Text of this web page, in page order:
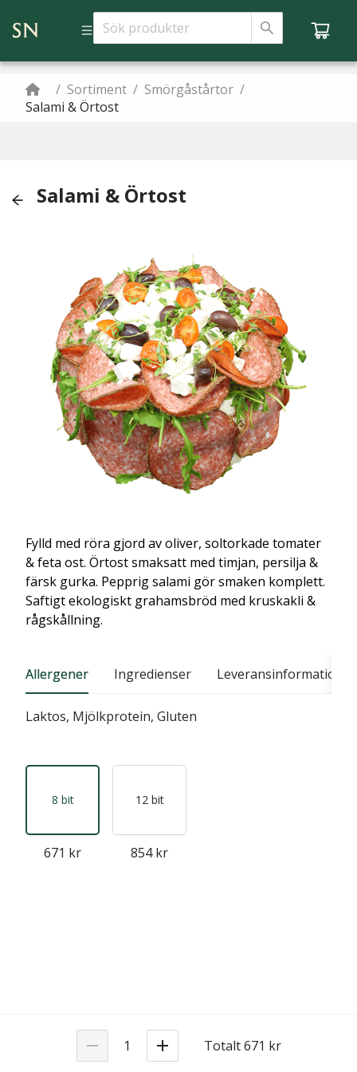
/ Sortiment / Smörgåstårtor /
Salami & Örtost
Salami & Örtost
Fylld med röra gjord av oliver, soltorkade tomater
& feta ost. Örtost smaksatt med timjan, persilja &
färsk gurka. Pepprig salami gör smaken komplett.
Saftigt ekologiskt grahamsbröd med kruskakli &
rågskållning.
Allergener Ingredienser Leveransinformation
Laktos, Mjölkprotein, Gluten
8 bit
671 kr
12 bit
854 kr
Totalt 671 kr